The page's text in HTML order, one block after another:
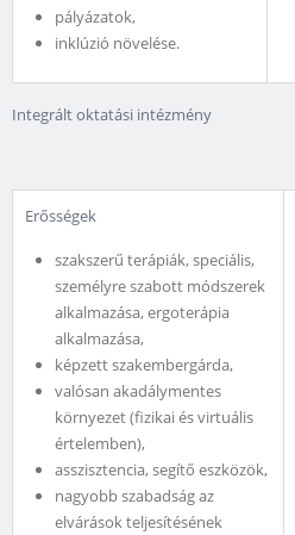
pályázatok,
inklúzió növelése.
Integrált oktatási intézmény
Erősségek
szakszerű terápiák, speciális,
személyre szabott módszerek
alkalmazása, ergoterápia
alkalmazása,
képzett szakembergárda,
valósan akadálymentes
környezet (fizikai és virtuális
értelemben),
asszisztencia, segítő eszközök,
nagyobb szabadság az
elvárások teljesítésének